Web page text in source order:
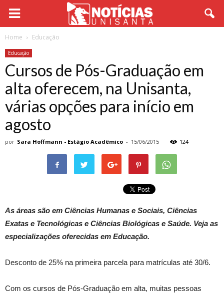
Home Educação
Educação
Cursos de Pós-Graduação em
alta oferecem, na Unisanta,
várias opções para início em
agosto
por Sara Hoffmann - Estágio Acadêmico - 15/06/2015 124
As áreas são em Ciências Humanas e Sociais, Ciências
Exatas e Tecnológicas e Ciências Biológicas e Saúde. Veja as
especializações oferecidas em Educação.
Desconto de 25% na primeira parcela para matrículas até 30/6.
Com os cursos de Pós-Graduação em alta, muitas pessoas